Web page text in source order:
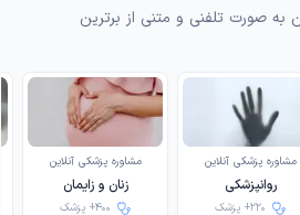
به صورت تلفنی و متنی از برترین
مشاوره پزشکی آنلاین
روانپزشکی
220+ پزشک
مشاوره پزشکی آنلاین
زنان و زایمان
400+ پزشک